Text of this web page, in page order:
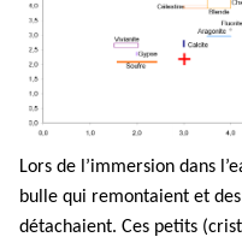
Lors de l’immersion dans
bulle qui remontaient et
détachaient. Ces petits